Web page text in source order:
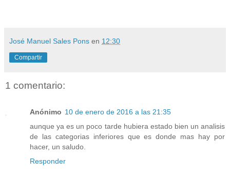
José Manuel Sales Pons en 12:30
Compartir
1 comentario:
Anónimo 10 de enero de 2016 a las 21:35
aunque ya es un poco tarde hubiera estado bien un analisis
de las categorias inferiores que es donde mas hay por
hacer, un saludo.
Responder